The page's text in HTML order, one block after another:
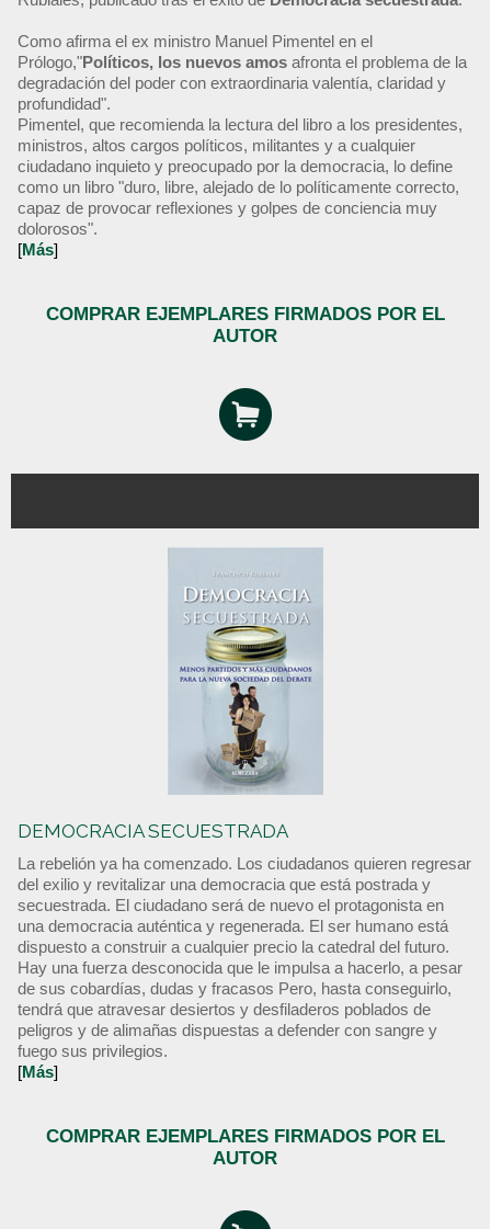
Como afirma el ex ministro Manuel Pimentel en el
Prólogo,"Políticos, los nuevos amos afronta el problema de la
degradación del poder con extraordinaria valentía, claridad y
profundidad".
Pimentel, que recomienda la lectura del libro a los presidentes,
ministros, altos cargos políticos, militantes y a cualquier
ciudadano inquieto y preocupado por la democracia, lo define
como un libro "duro, libre, alejado de lo políticamente correcto,
capaz de provocar reflexiones y golpes de conciencia muy
dolorosos".
[Más]
COMPRAR EJEMPLARES FIRMADOS POR EL
AUTOR
DEMOCRACIA SECUESTRADA
La rebelión ya ha comenzado. Los ciudadanos quieren regresar
del exilio y revitalizar una democracia que está postrada y
secuestrada. El ciudadano será de nuevo el protagonista en
una democracia auténtica y regenerada. El ser humano está
dispuesto a construir a cualquier precio la catedral del futuro.
Hay una fuerza desconocida que le impulsa a hacerlo, a pesar
de sus cobardías, dudas y fracasos Pero, hasta conseguirlo,
tendrá que atravesar desiertos y desfiladeros poblados de
peligros y de alimañas dispuestas a defender con sangre y
fuego sus privilegios.
[Más]
COMPRAR EJEMPLARES FIRMADOS POR EL
AUTOR